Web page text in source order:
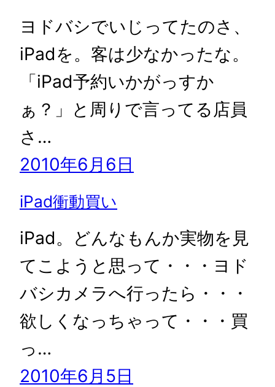
ヨドバシでいじってたのさ、
iPadを。客は少なかったな。
「iPad予約いかがっすか
ぁ？」と周りで言ってる店員
さ…
2010年6月6日
iPad衝動買い
iPad。どんなもんか実物を見
てこようと思って・・・ヨド
バシカメラへ行ったら・・・
欲しくなっちゃって・・・買
っ…
2010年6月5日